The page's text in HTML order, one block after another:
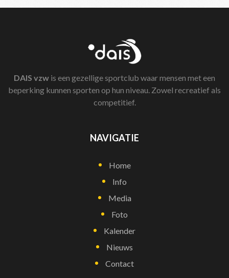
DAIS vzw is een gezellige sportclub waar mensen met een
beperking kunnen sporten op hun niveau. Zowel recreatief als
competitief.
NAVIGATIE
Home
Info
Media
Foto
Kalender
Nieuws
Contact